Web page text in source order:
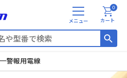
メ
ニ
カート
0
警報用電線